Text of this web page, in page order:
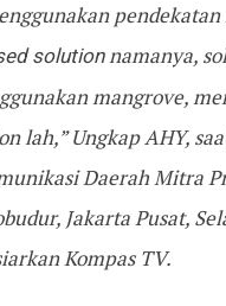
solutionnamanya,
mangrove,
lah,” Ungkap AHY,
Daerah Mitra
Jakarta Pusat,
Kompas TV.